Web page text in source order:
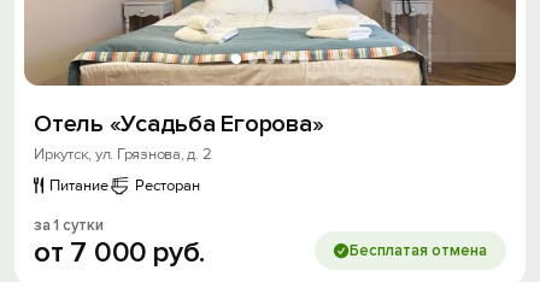
Отель «Усадьба Егорова»
Иркутск, ул. Грязнова, д. 2
Питание
Ресторан
за 1 сутки
от 7 000 руб. Бесплатая отмена